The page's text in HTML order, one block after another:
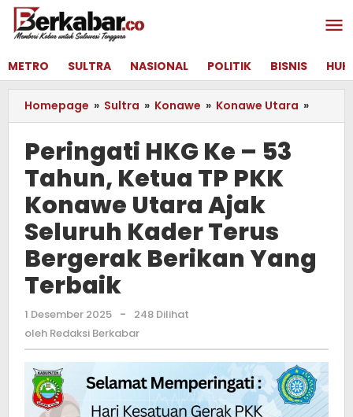
Lewati
konten
METRO
SULTRA NASIONAL POLITIK BISNIS
Homepage » Sultra » Konawe » Konawe Utara »
HKG
Utara
Yang
Peringati HKG Ke – 53
Tahun, Ketua TP PKK
Konawe Utara Ajak
Seluruh Kader Terus
Bergerak Berikan Yang
Terbaik
1 Desember 2025 oleh
Redaksi
-
248 Dilihat
oleh Redaksi Berkabar